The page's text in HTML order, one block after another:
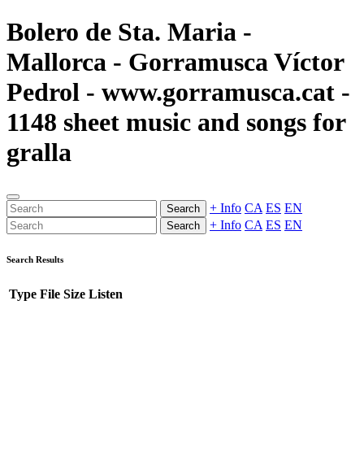
Bolero de Sta. Maria -
Mallorca - Gorramusca Víctor
Pedrol - www.gorramusca.cat -
1148 sheet music and songs for
gralla
Search + Info CA ES EN
Search + Info CA ES EN
Search Results
Type File Size Listen